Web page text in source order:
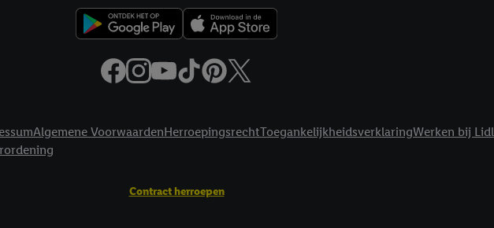
Algemene VoorwaardenHerroepingsrechtToegankelijkheidsverklaringWerken bij Lidl
Contract herroepen